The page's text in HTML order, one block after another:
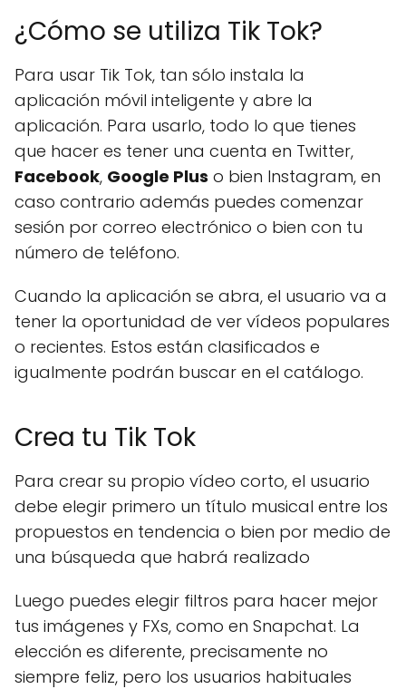
¿Cómo se utiliza Tik Tok?
Para usar Tik Tok, tan sólo instala la
aplicación móvil inteligente y abre la
aplicación. Para usarlo, todo lo que tienes
que hacer es tener una cuenta en Twitter,
Facebook, Google Plus o bien Instagram, en
caso contrario además puedes comenzar
sesión por correo electrónico o bien con tu
número de teléfono.
Cuando la aplicación se abra, el usuario va a
tener la oportunidad de ver vídeos populares
o recientes. Estos están clasificados e
igualmente podrán buscar en el catálogo.
Crea tu Tik Tok
Para crear su propio vídeo corto, el usuario
debe elegir primero un título musical entre los
propuestos en tendencia o bien por medio de
una búsqueda que habrá realizado
Luego puedes elegir filtros para hacer mejor
tus imágenes y FXs, como en Snapchat. La
elección es diferente, precisamente no
siempre feliz, pero los usuarios habituales